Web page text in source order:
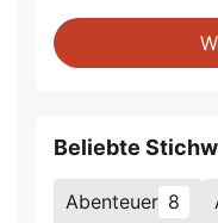
Beliebte
Abenteuer 8